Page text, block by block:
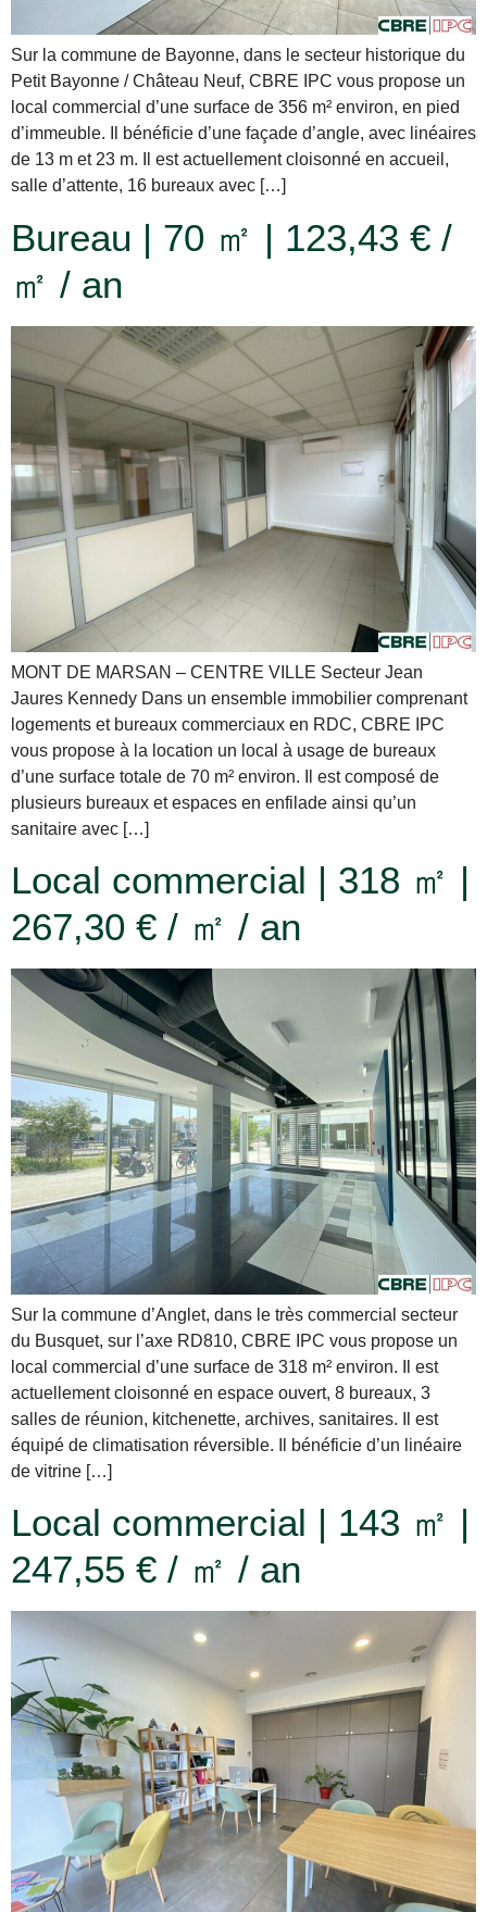
Sur la commune de Bayonne, dans le secteur historique du
Petit Bayonne / Château Neuf, CBRE IPC vous propose un
local commercial d’une surface de 356 m² environ, en pied
d’immeuble. Il bénéficie d’une façade d’angle, avec linéaires
de 13 m et 23 m. Il est actuellement cloisonné en accueil,
salle d’attente, 16 bureaux avec […]
Bureau | 70 ㎡ | 123,43 € /
㎡ / an
MONT DE MARSAN – CENTRE VILLE Secteur Jean
Jaures Kennedy Dans un ensemble immobilier comprenant
logements et bureaux commerciaux en RDC, CBRE IPC
vous propose à la location un local à usage de bureaux
d’une surface totale de 70 m² environ. Il est composé de
plusieurs bureaux et espaces en enfilade ainsi qu’un
sanitaire avec […]
Local commercial | 318 ㎡ |
267,30 € / ㎡ / an
Sur la commune d’Anglet, dans le très commercial secteur
du Busquet, sur l’axe RD810, CBRE IPC vous propose un
local commercial d’une surface de 318 m² environ. Il est
actuellement cloisonné en espace ouvert, 8 bureaux, 3
salles de réunion, kitchenette, archives, sanitaires. Il est
équipé de climatisation réversible. Il bénéficie d’un linéaire
de vitrine […]
Local commercial | 143 ㎡ |
247,55 € / ㎡ / an